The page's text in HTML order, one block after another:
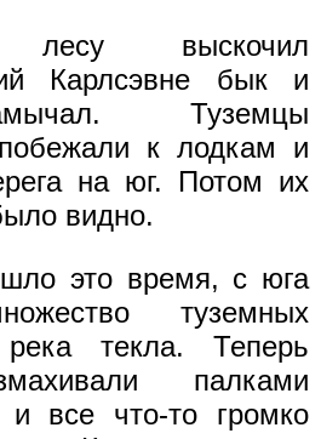
выскочил
Карлсэвне бык и
Туземцы
побежали к лодкам и
на юг. Потом их
видно.
это время, с юга
туземных
текла. Теперь
палками
и все что-то громко